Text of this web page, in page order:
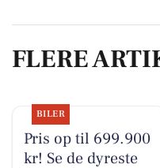
FLERE
BILER
Pris op til 699.900
kr! Se de dyreste